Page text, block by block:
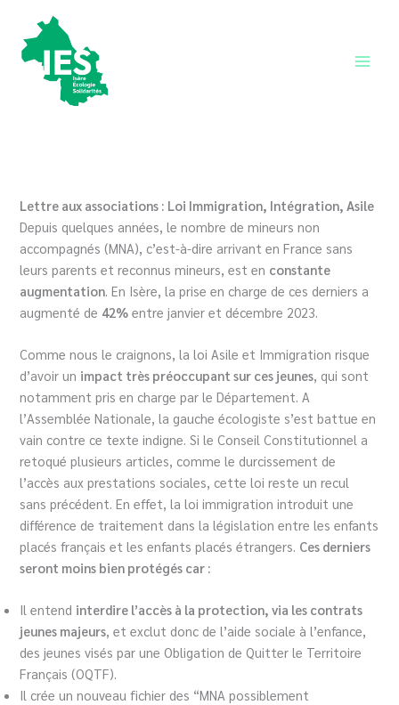
contenu
Lettre aux associations : Loi Immigration, Intégration, Asile
Depuis quelques années, le nombre de mineurs non
accompagnés (MNA), c’est-à-dire arrivant en France sans
leurs parents et reconnus mineurs, est en constante
augmentation . En Isère, la prise en charge de ces derniers a
augmenté de 42% entre janvier et décembre 2023.
Comme nous le craignons, la loi Asile et Immigration risque
d’avoir un impact très préoccupant sur ces jeunes, qui sont
notamment pris en charge par le Département. A
l’Assemblée Nationale, la gauche écologiste s’est battue en
vain contre ce texte indigne. Si le Conseil Constitutionnel a
retoqué plusieurs articles, comme le durcissement de
l’accès aux prestations sociales, cette loi reste un recul
sans précédent. En effet, la loi immigration introduit une
différence de traitement dans la législation entre les enfants
placés français et les enfants placés étrangers. Ces derniers
seront moins bien protégés car :
Il entend interdire l’accès à la protection, via les contrats
jeunes majeurs, et exclut donc de l’aide sociale à l’enfance,
des jeunes visés par une Obligation de Quitter le Territoire
Français (OQTF).
Il crée un nouveau fichier des “MNA possiblement